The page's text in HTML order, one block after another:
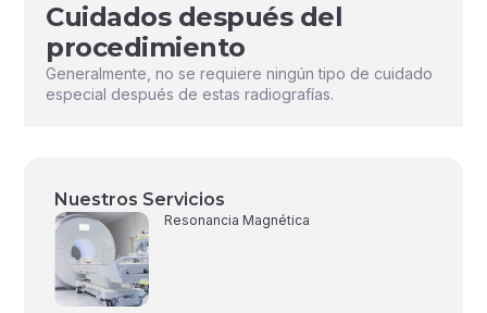
Cuidados después del
procedimiento
Generalmente, no se requiere ningún tipo de cuidado
especial después de estas radiografías.
Nuestros Servicios
Resonancia Magnética